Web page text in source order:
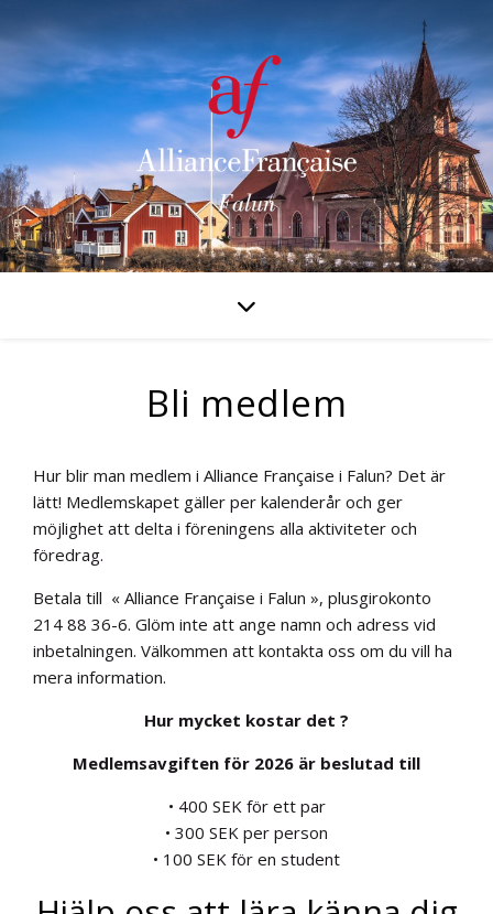
Bli medlem
Hur blir man medlem i Alliance Française i Falun? Det är
lätt! Medlemskapet gäller per kalenderår och ger
möjlighet att delta i föreningens alla aktiviteter och
föredrag.
Betala till « Alliance Française i Falun », plusgirokonto
214 88 36-6. Glöm inte att ange namn och adress vid
inbetalningen. Välkommen att kontakta oss om du vill ha
mera information.
Hur mycket kostar det ?
Medlemsavgiften för 2026 är beslutad till
• 400 SEK för ett par
• 300 SEK per person
• 100 SEK för en student